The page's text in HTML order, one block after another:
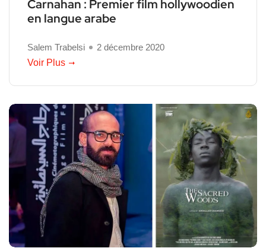
Carnahan : Premier film hollywoodien
en langue arabe
Salem Trabelsi
2 décembre 2020
Voir Plus